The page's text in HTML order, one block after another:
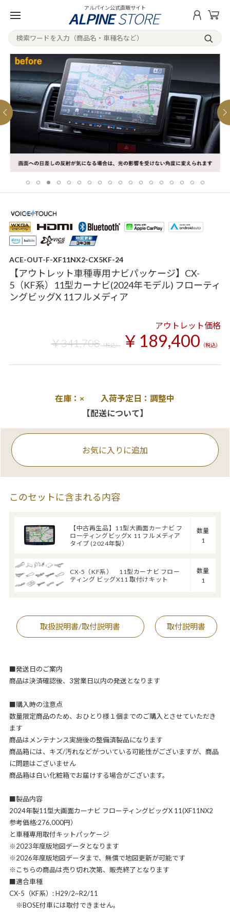
アルパイン公式直販サイト
ACE-OUT-F-XF11NX2-CX5KF-24
【アウトレット車種専用ナビパッケージ】CX-
5（KF系）11型カーナビ(2024年モデル) フローティ
ングビッグX 11フルメディア
アウトレット価格
￥341,708（税込） ￥189,400 （税込）
在庫：× 入荷予定日：調整中
【配送について】
お気に入りに追加
このセットに含まれる内容
【中古再生品】11型大画面カーナビ フ
ローティングビッグX 11 フルメディア
タイプ (2024年製）
数量
1
CX-5（KF系） 11型カーナビ フロー
ティング ビッグX11 取付けキット
数量
1
取扱説明書/取付説明書 取付説明書
■発送日のご案内
商品は決済確認後、3営業日以内の発送となります
■購入時の注意点
数量限定商品のため、おひとり様１個までのご購入とさせていただき
ます
商品はメンテナンス実施後の整備済製品になります
商品箱には、キズ/汚れなどがついている可能性がございますが、商品
に問題はございません
商品箱は白い化粧箱でお届けする場合がございます。
■製品内容
2024年製11型大画面カーナビ フローティングビッグX 11(XF11NX2
参考価格:276,000円）
と車種専用取付キットパッケージ
※2023年度版地図データとなります
※2026年度版地図データまで、無償で地図更新が可能です
※こちらの商品は売り切れ次第、販売終了となります
■適合車種
CX-5（KF系）: H29/2~R2/11
※BOSE付車には取付できません。